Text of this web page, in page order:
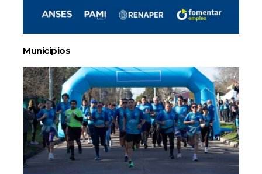
Municipios